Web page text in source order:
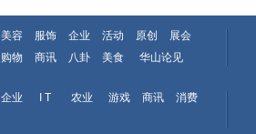
美容 服饰 企业 活动 原创
展会
购物 商讯 八卦 美食 华山论见
企业 I T 农业 游戏 商讯
消费